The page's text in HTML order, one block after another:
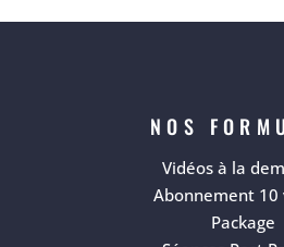
NOS
Vidéos à la
Abonnement 10
Package